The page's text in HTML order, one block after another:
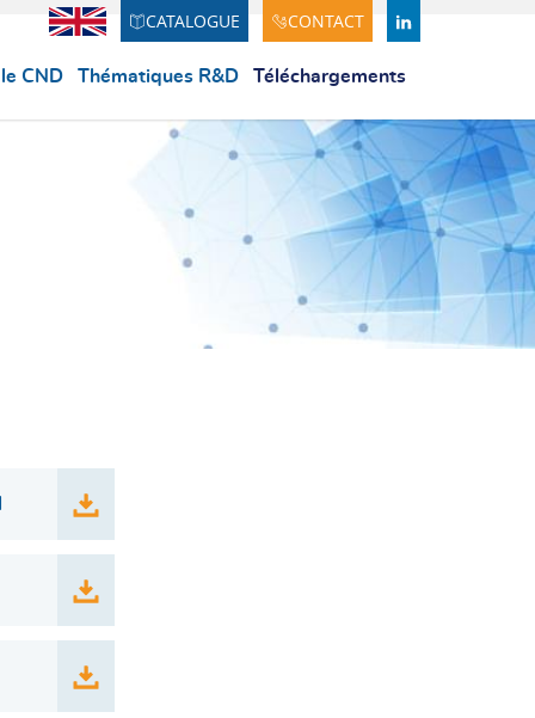
CND Thématiques R&D Téléchargements
Anglais CATALOGUE CONTACT LINDEKIN